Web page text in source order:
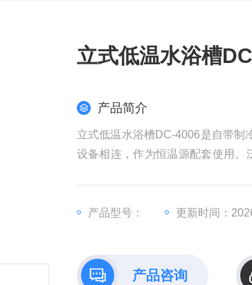
立式低温水浴槽
产品简介
立式低温水浴槽DC-4006是自带制
设备相连，作为恒温源配套使用
产品型号：
更新时间：
产品咨询